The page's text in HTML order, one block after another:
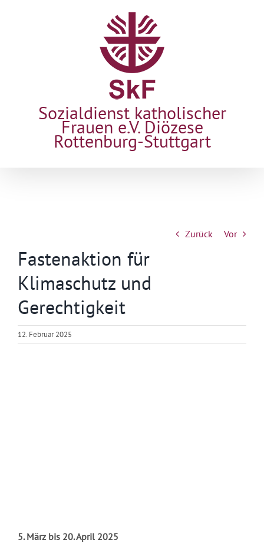
Sozialdienst katholischer
Frauen e.V. Diözese
Rottenburg-Stuttgart
Zurück Vor
Fastenaktion für
Klimaschutz und
Gerechtigkeit
12. Februar 2025
5. März bis 20. April 2025